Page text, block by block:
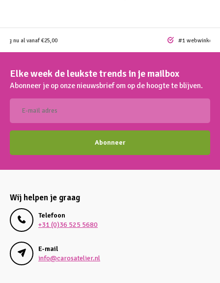
nu al vanaf €25,00 #1 webwinkel
Elke week de leukste trends in je mailbox
Abonneer je op onze nieuwsbrief om op de hoogte te blijven.
Abonneer
Wij helpen je graag
Telefoon
+31 (0)36 525 5680
E-mail
info@carosatelier.nl